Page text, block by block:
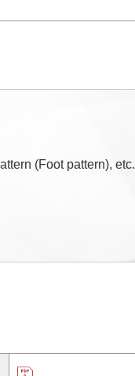
(Foot pattern), etc.